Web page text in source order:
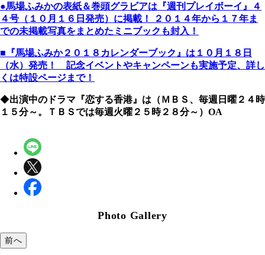
●馬場ふみかの表紙＆巻頭グラビアは『週刊プレイボーイ』４
４号（１０月１６日発売）に掲載！ ２０１４年から１７年ま
での未掲載写真をまとめたミニブックも封入！
■『馬場ふみか２０１８カレンダーブック』は１０月１８日
（水）発売！ 記念イベントやキャンペーンも実施予定、詳し
くは特設ページまで！
◆出演中のドラマ『恋する香港』は （ＭＢＳ、毎週日曜２４時
１５分～。ＴＢＳでは毎週火曜２５時２８分～）OA
Photo Gallery
前へ